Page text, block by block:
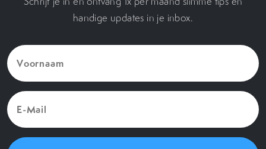
handige updates in je inbox.
Voornaam
(Vereist)
E-
Mail
(Vereist)